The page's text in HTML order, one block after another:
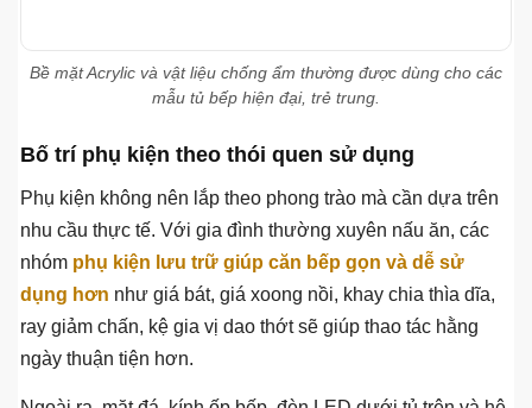
Bề mặt Acrylic và vật liệu chống ẩm thường được dùng cho các
mẫu tủ bếp hiện đại, trẻ trung.
Bố trí phụ kiện theo thói quen sử dụng
Phụ kiện không nên lắp theo phong trào mà cần dựa trên
nhu cầu thực tế. Với gia đình thường xuyên nấu ăn, các
nhóm phụ kiện lưu trữ giúp căn bếp gọn và dễ sử
dụng hơn như giá bát, giá xoong nồi, khay chia thìa dĩa,
ray giảm chấn, kệ gia vị dao thớt sẽ giúp thao tác hằng
ngày thuận tiện hơn.